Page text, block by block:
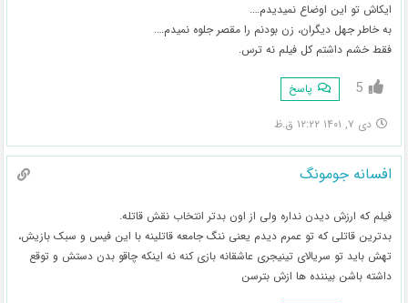
ایکاش تو این اوضاع نمیدیدم….
به خاطر جهل دیگران، زن بودنم را مقصر جلوه نمیدم….
فقط خشم داشتم کل فیلم نه ترس.
5 پاسخ
دی ۷, ۱۴۰۱ ۱۲:۲۲ ق.ظ
افسانه جومونگ
فیلم که ارزش دیدن نداره ولی از اون بدتر انتخاب نقش قاتله.
بدترین قاتلی که تو عمرم دیدم یعنی ننگ جامعه قاتلینه با این فیس و سبک بازیش،
تهش باید تو سریالای تینیجری عاشقانه بازی کنه نه اینکه چاقو بدن دستش و توقع
داشته باشن بیننده ها ازش بترسن